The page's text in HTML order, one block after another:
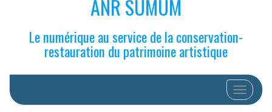
ANR SUMUM
Le numérique au service de la conservation-
restauration du patrimoine artistique
Afficher/